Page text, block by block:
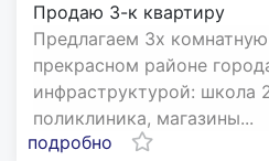
Продаю 3-к квартиру
Предлагаем 3х
прекрасном районе
инфраструктурой: школа
поликлиника, магазины...
подробно